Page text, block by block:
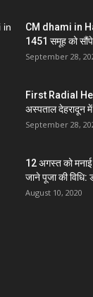
CM dhami in
1451 समूह को
September 28,
First Radial
अस्पताल देहरादून
September 28,
12 अगस्त को मनाई
जाने पूजा की विधि:
August 10, 2020